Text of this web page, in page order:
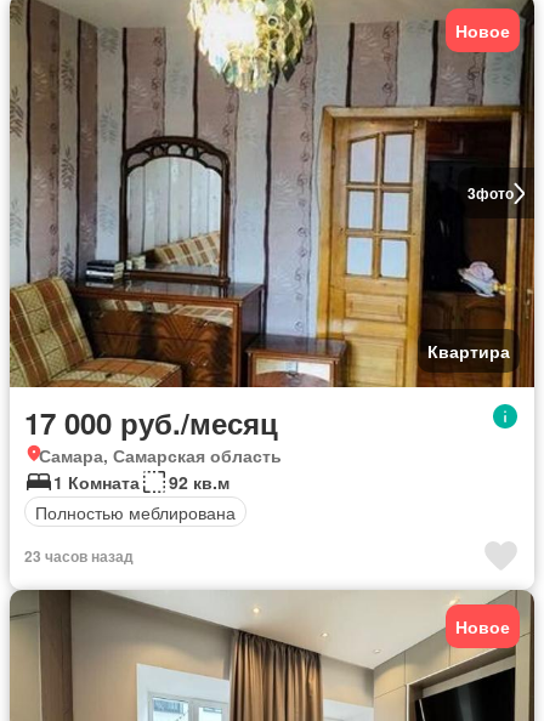
3фото
Новое
Квартира
17 000 руб./месяц
Самара, Самарская область
1 Комната
92 кв.м
Полностью меблирована
23 часов назад
Новое